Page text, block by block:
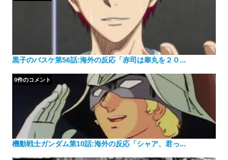
黒子のバスケ第56話:海外の反応「赤司は睾丸を２０...
機動戦士ガンダム第10話:海外の反応「シャア、君っ...
0件のコメント